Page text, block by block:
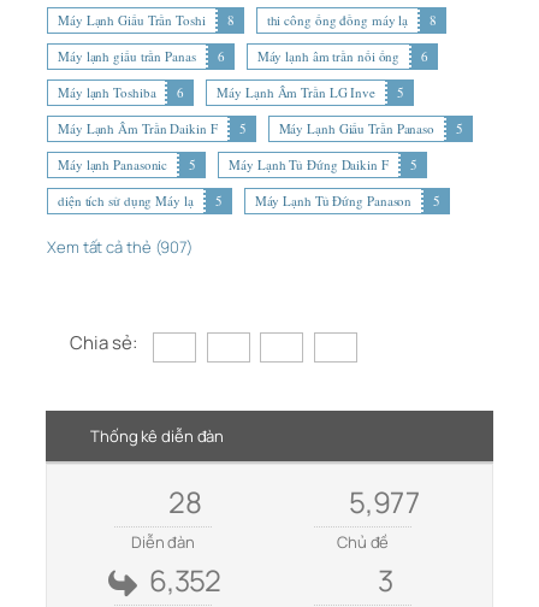
Máy Lạnh Giấu Trần Toshi
8 thi công ống đồng máy lạ
8
Máy lạnh giấu trần Panas
6 Máy lạnh âm trần nối ống
6
Máy lạnh Toshiba
6 Máy Lạnh Âm Trần LG Inve
5
Máy Lạnh Âm Trần Daikin F
5 Máy Lạnh Giấu Trần Panaso
5
Máy lạnh Panasonic
5 Máy Lạnh Tủ Đứng Daikin F
5
diện tích sử dụng Máy lạ
5 Máy Lạnh Tủ Đứng Panason 5
Xem tất cả thẻ (907)
Chia sẻ:
Thống kê diễn đàn
28
Diễn đàn
5,977
Chủ đề
6,352 3